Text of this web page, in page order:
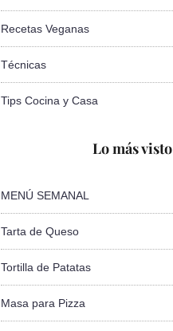
Recetas Veganas
Técnicas
Tips Cocina y Casa
Lo más visto
MENÚ SEMANAL
Tarta de Queso
Tortilla de Patatas
Masa para Pizza